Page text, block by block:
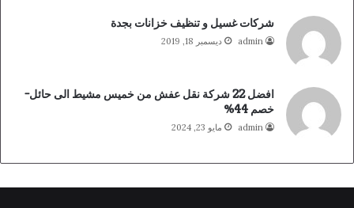
شركات غسيل و تنظيف خزانات بجدة
admin ديسمبر 18, 2019
افضل 22 شركة نقل عفش من خميس مشيط الى حائل-
خصم 44%
admin مايو 23, 2024